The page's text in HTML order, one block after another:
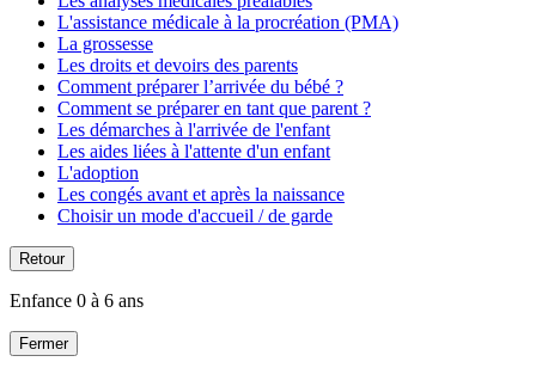
L'assistance médicale à la procréation (PMA)
La grossesse
Les droits et devoirs des parents
Comment préparer l’arrivée du bébé ?
Comment se préparer en tant que parent ?
Les démarches à l'arrivée de l'enfant
Les aides liées à l'attente d'un enfant
L'adoption
Les congés avant et après la naissance
Choisir un mode d'accueil / de garde
Retour
Enfance 0 à 6 ans
Fermer